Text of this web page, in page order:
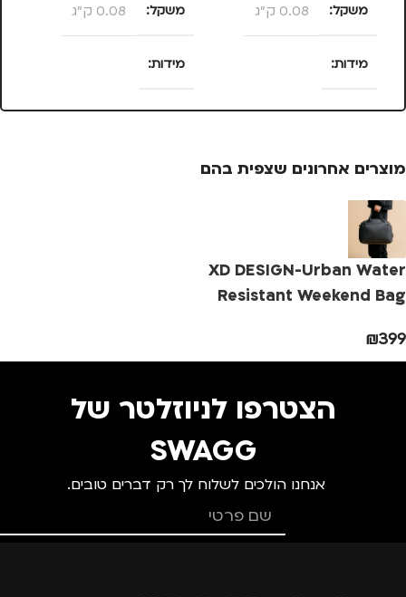
משקל 0.08 ק"ג
מידות
25 × 13.5 × 4
מידה
מותגים TROIKA
מתאים ל
משקל 0.08 ק"ג
מידות
25 × 13.5 × 4
גברים
מוצרים אחרונים שצפית בהם
XD DESIGN-Urban Water
Resistant Weekend Bag
₪399
הצטרפו לניוזלטר של
SWAGG
אנחנו הולכים לשלוח לך רק דברים טובים.